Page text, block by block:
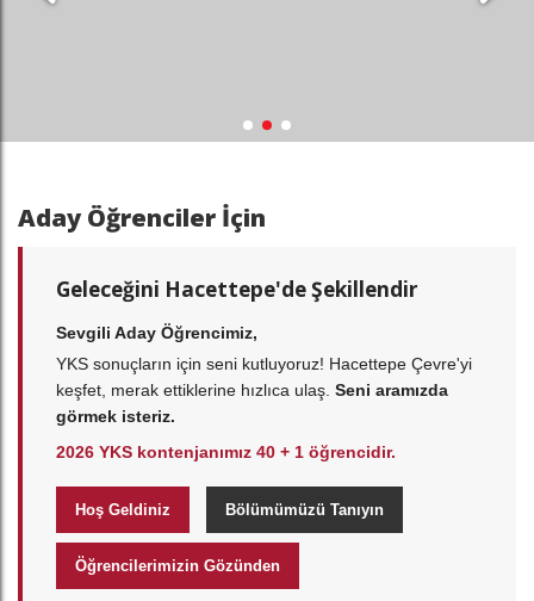
Aday Öğrenciler İçin
Geleceğini Hacettepe'de Şekillendir
Sevgili Aday Öğrencimiz,
YKS sonuçların için seni kutluyoruz! Hacettepe Çevre'yi
keşfet, merak ettiklerine hızlıca ulaş. Seni aramızda
görmek isteriz.
2026 YKS kontenjanımız 40 + 1 öğrencidir.
Hoş Geldiniz Bölümümüzü Tanıyın
Öğrencilerimizin Gözünden